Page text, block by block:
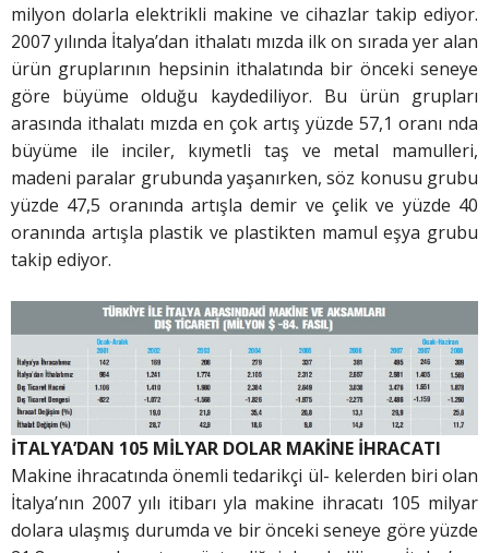
milyon dolarla elektrikli makine ve cihazlar takip ediyor.
2007 yılında İtalya’dan ithalatı mızda ilk on sırada yer alan
ürün gruplarının hepsinin ithalatında bir önceki seneye
göre büyüme olduğu kaydediliyor. Bu ürün grupları
arasında ithalatı mızda en çok artış yüzde 57,1 oranı nda
büyüme ile inciler, kıymetli taş ve metal mamulleri,
madeni paralar grubunda yaşanırken, söz konusu grubu
yüzde 47,5 oranında artışla demir ve çelik ve yüzde 40
oranında artışla plastik ve plastikten mamul eşya grubu
takip ediyor.
İTALYA’DAN 105 MİLYAR DOLAR MAKİNE İHRACATI
Makine ihracatında önemli tedarikçi ül- kelerden biri olan
İtalya’nın 2007 yılı itibarı yla makine ihracatı 105 milyar
dolara ulaşmış durumda ve bir önceki seneye göre yüzde